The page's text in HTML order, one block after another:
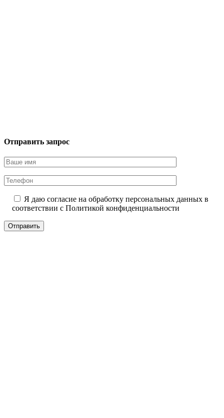
Отправить запрос
Я даю согласие на обработку персональных данных в
соответствии с Политикой конфиденциальности